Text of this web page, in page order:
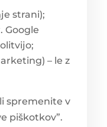
strani);
Google
– le z
spremenite v
piškotkov”.